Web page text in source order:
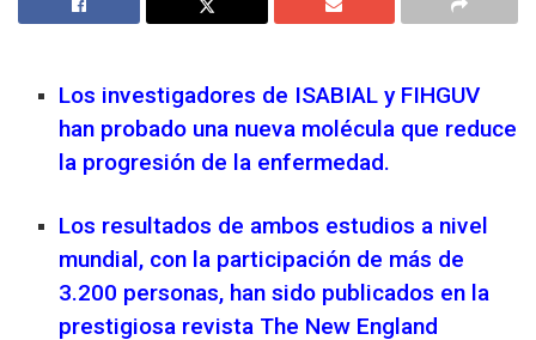
Los investigadores de ISABIAL y FIHGUV
han probado una nueva molécula que reduce
la progresión de la enfermedad.
Los resultados de ambos estudios a nivel
mundial, con la participación de más de
3.200 personas, han sido publicados en la
prestigiosa revista The New England